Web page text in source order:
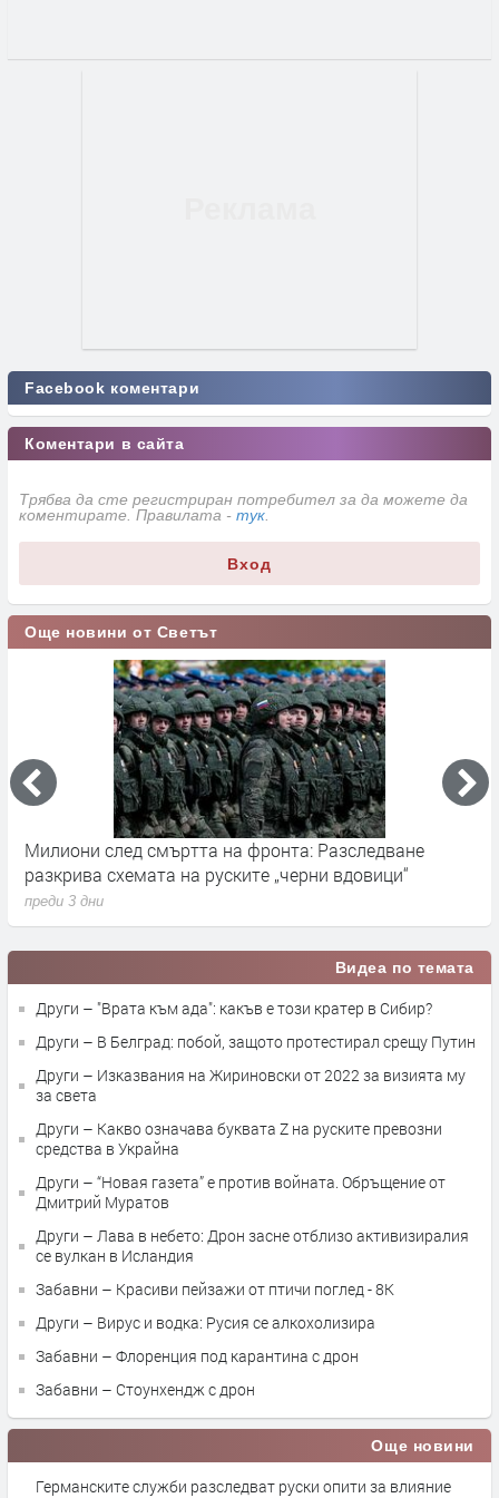
Facebook коментари
Коментари в сайта
Трябва да сте регистриран потребител за да можете да
коментирате. Правилата - тук
Вход
Още новини от Светът
Милиони след смъртта на фронта: Разследване
разкрива схемата на руските „черни вдовици“
преди 3 дни
Видеа по темата
Други – "Врата към ада": какъв е този кратер в Сибир?
Други – В Белград: побой, защото протестирал срещу Путин
Други – Изказвания на Жириновски от 2022 за визията му
за света
Други – Какво означава буквата Z на руските превозни
средства в Украйна
Други – “Новая газета” е против войната. Обръщение от
Дмитрий Муратов
Други – Лава в небето: Дрон засне отблизо активизиралия
се вулкан в Исландия
Забавни – Красиви пейзажи от птичи поглед - 8К
Други – Вирус и водка: Русия се алкохолизира
Забавни – Флоренция под карантина с дрон
Забавни – Стоунхендж с дрон
Още новини
Германските служби разследват руски опити за влияние